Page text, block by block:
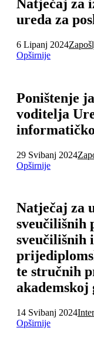
Natječaj za
ureda za
6 Lipanj 2024
Opširnije
Poništenje
voditelja
29 Svibanj 2024
Opširnije
Natječaj za
sveučilišnih
sveučilišnih
te stručnih
akademskoj
14 Svibanj 2024
Opširnije